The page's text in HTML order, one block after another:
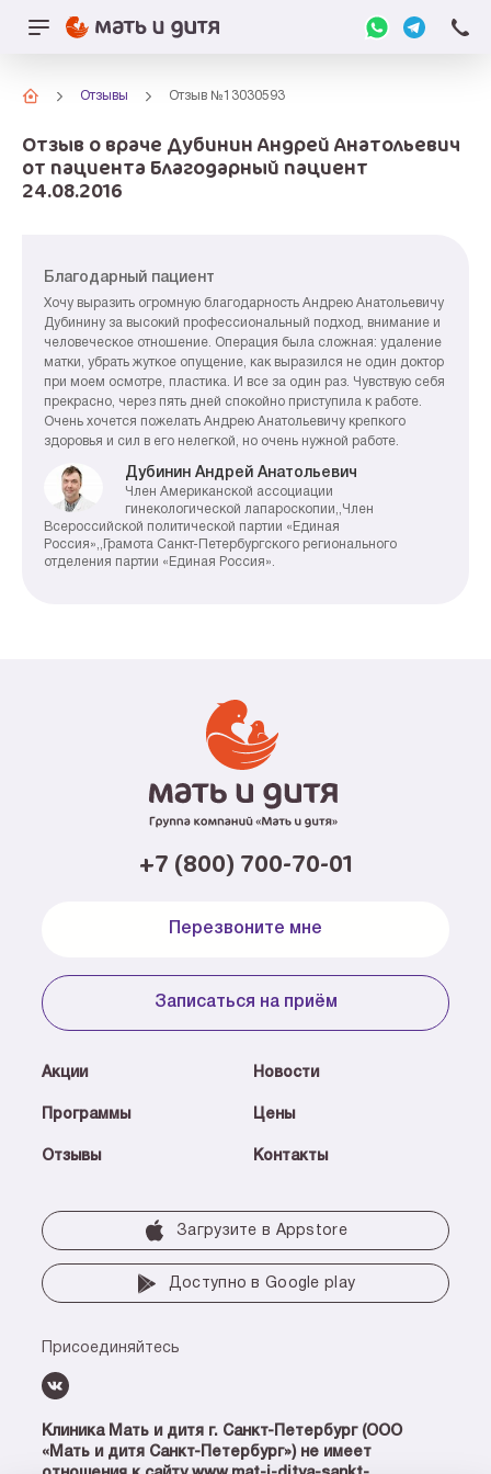
Отзывы Отзыв №13030593
Отзыв о враче Дубинин Андрей Анатольевич
от пациента Благодарный пациент
24.08.2016
Благодарный пациент
Хочу выразить огромную благодарность Андрею Анатольевичу
Дубинину за высокий профессиональный подход, внимание и
человеческое отношение. Операция была сложная: удаление
матки, убрать жуткое опущение, как выразился не один доктор
при моем осмотре, пластика. И все за один раз. Чувствую себя
прекрасно, через пять дней спокойно приступила к работе.
Очень хочется пожелать Андрею Анатольевичу крепкого
здоровья и сил в его нелегкой, но очень нужной работе.
Дубинин Андрей Анатольевич
Член Американской ассоциации
гинекологической лапароскопии,,Член
Всероссийской политической партии «Единая
Россия»,,Грамота Санкт-Петербургского регионального
отделения партии «Единая Россия».
Акции
Программы
Отзывы
Новости
Цены
Контакты
+7 (800) 700-70-01
Перезвоните мне
Записаться на приём
Загрузите в Аррstore
Доступно в Google play
Присоединяйтесь
Клиника Мать и дитя г. Санкт-Петербург (ООО
«Мать и дитя Санкт-Петербург») не имеет